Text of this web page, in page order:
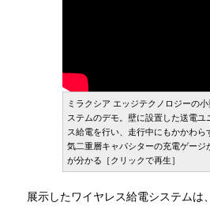
ミラクシア エッジテクノロジーの
ステムのデモ。壁に設置した送電ユ
ス給電を行い、走行中にもかかわら
気二重層キャパシターの充電ゲージ
が分かる［クリックで再生］
展示したワイヤレス給電システムは